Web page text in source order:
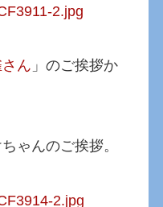
ん 」のご挨拶か
ゃんのご挨拶。